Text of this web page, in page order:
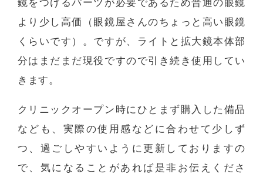
鏡をつけるパーツが必要であるため普通の眼鏡
より少し高価（眼鏡屋さんのちょっと高い眼鏡
くらいです）。ですが、ライトと拡大鏡本体部
分はまだまだ現役ですので引き続き使用してい
きます。
クリニックオープン時にひとまず購入した備品
なども、実際の使用感などに合わせて少しず
つ、過ごしやすいように更新しておりますの
で、気になることがあれば是非お伝えくださ